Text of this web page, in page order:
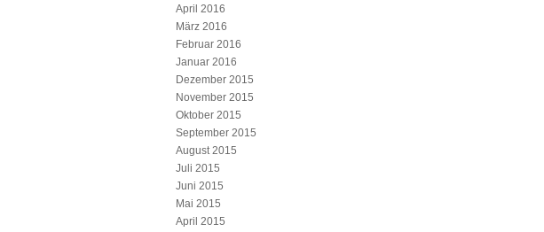
April 2016
März 2016
Februar 2016
Januar 2016
Dezember 2015
November 2015
Oktober 2015
September 2015
August 2015
Juli 2015
Juni 2015
Mai 2015
April 2015